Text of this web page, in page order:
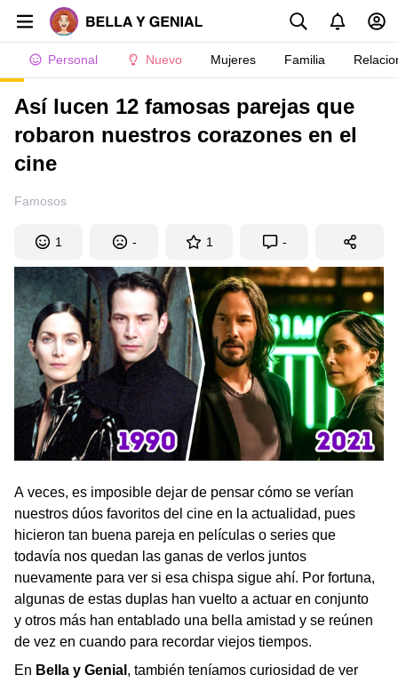
Personal Nuevo Mujeres Familia
Así lucen 12 famosas parejas que
robaron nuestros corazones en el
cine
Famosos
1 - 1 -
A veces, es imposible dejar de pensar cómo se verían
nuestros dúos favoritos del cine en la actualidad, pues
hicieron tan buena pareja en películas o series que
todavía nos quedan las ganas de verlos juntos
nuevamente para ver si esa chispa sigue ahí. Por fortuna,
algunas de estas duplas han vuelto a actuar en conjunto
y otros más han entablado una bella amistad y se reúnen
de vez en cuando para recordar viejos tiempos.
En Bella y Genial , también teníamos curiosidad de ver